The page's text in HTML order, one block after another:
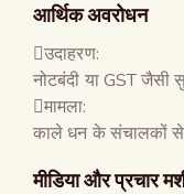
आर्थिक अवरोधन
उदाहरण:
नोटबंदी या GST जैसी
मामला:
काले धन के संचालकों से
मीडिया और प्रचार